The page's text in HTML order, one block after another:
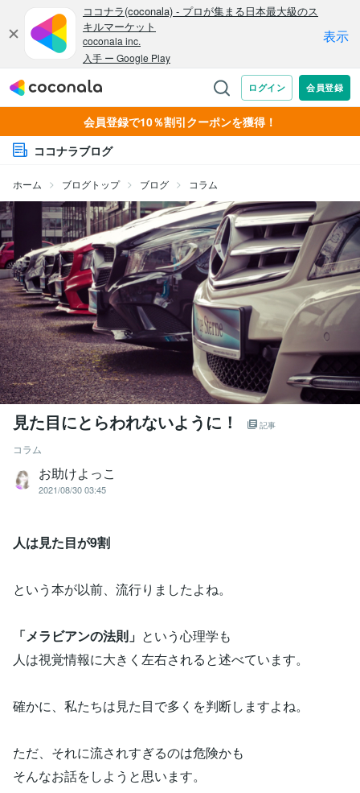
会員登録で10％割引クーポンを獲得！
ココナラブログ
ホーム ブログトップ ブログ コラム
見た目にとらわれないように！ 記事
コラム
お助けよっこ
2021/08/30 03:45
人は見た目が9割
という本が以前、流行りましたよね。
「メラビアンの法則」 という心理学も
人は視覚情報に大きく左右されると述べています。
確かに、私たちは見た目で多くを判断しますよね。
ただ、それに流されすぎるのは危険かも
そんなお話をしようと思います。